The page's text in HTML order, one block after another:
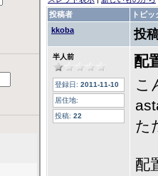
投稿者
トピッ
kkoba
投
半人前
登録日: 2011-11-10
居住地:
投稿: 22
配
こ
た
配